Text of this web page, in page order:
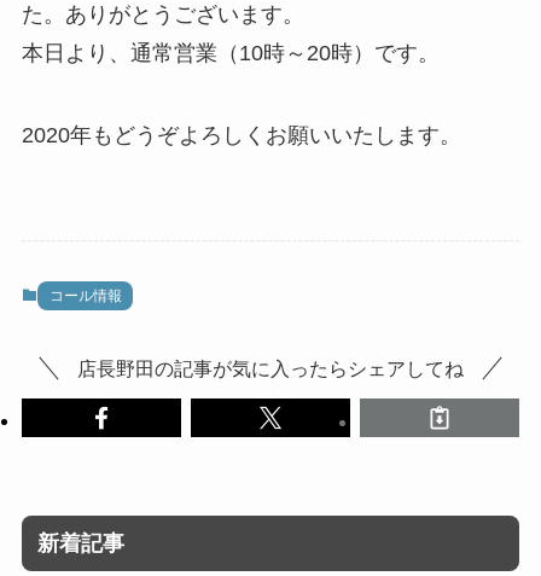
た。ありがとうございます。
本日より、通常営業（10時～20時）です。
2020年もどうぞよろしくお願いいたします。
コール情報
店長野田の記事が気に入ったらシェアしてね
新着記事